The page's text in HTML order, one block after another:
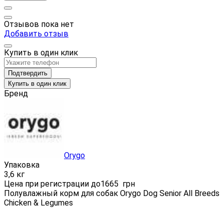
Отзывов пока нет
Добавить отзыв
Купить в один клик
Подтвердить
Купить в один клик
Бренд
Orygo
Упаковка
3,6 кг
Цена при регистрации до1665 грн
Полувлажный корм для собак Orygo Dog Senior All Breeds
Chicken & Legumes